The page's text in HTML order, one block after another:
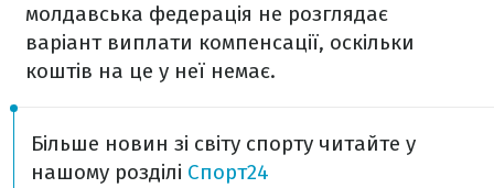
молдавська федерація не розглядає
варіант виплати компенсації, оскільки
коштів на це у неї немає.
Більше новин зі світу спорту читайте у
нашому розділі Спорт24